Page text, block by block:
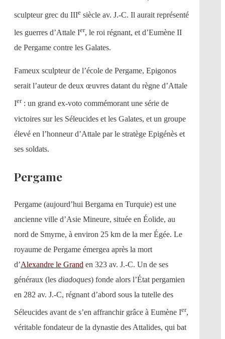
sculpteur grec du IIIe siècle av. J.-C. Il aurait représenté
les guerres d’Attale Ier, le roi régnant, et d’Eumène II
de Pergame contre les Galates.
Fameux sculpteur de l’école de Pergame, Epigonos
serait l’auteur de deux œuvres datant du règne d’Attale
Ier: un grand ex-voto commémorant une série de
victoires sur les Séleucides et les Galates, et un groupe
élevé en l’honneur d’Attale par le stratège Epigénès et
ses soldats.
Pergame
Pergame (aujourd’hui Bergama en Turquie) est une
ancienne ville d’Asie Mineure, située en Éolide, au
nord de Smyrne, à environ 25 km de la mer Égée. Le
royaume de Pergame émergea après la mort
d’Alexandre le Grand en 323 av. J.-C. Un de ses
généraux (les diadoques) fonde alors l’État pergamien
en 282 av. J.-C, régnant d’abord sous la tutelle des
Séleucides avant de s’en affranchir grâce à Eumène Ier,
véritable fondateur de la dynastie des Attalides, qui bat